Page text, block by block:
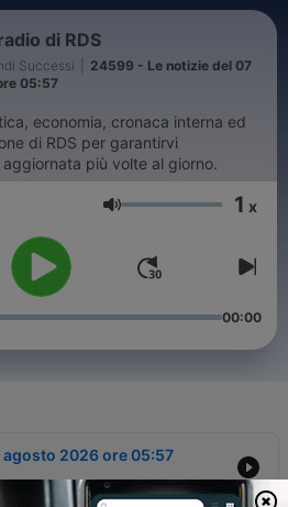
di RDS
Successi
24599 - Le notizie del 07
05:57
economia, cronaca interna ed
di RDS per garantirvi
più volte al giorno.
Volume 1 x
00:00
agosto 2026 ore 05:57